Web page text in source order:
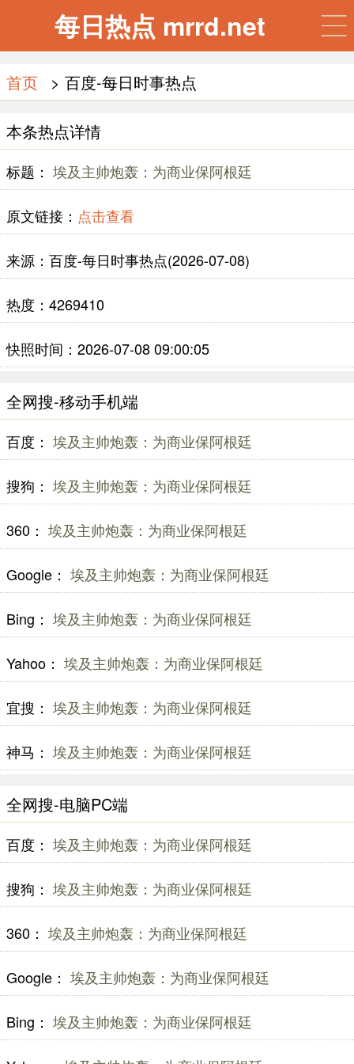
每日热点 mrrd.net
首页 > 百度-每日时事热点
本条热点详情
标题： 埃及主帅炮轰：为商业保阿根廷
原文链接： 点击查看
来源：百度-每日时事热点(2026-07-08)
热度：4269410
快照时间：2026-07-08 09:00:05
全网搜-移动手机端
百度： 埃及主帅炮轰：为商业保阿根廷
搜狗： 埃及主帅炮轰：为商业保阿根廷
360： 埃及主帅炮轰：为商业保阿根廷
Google： 埃及主帅炮轰：为商业保阿根廷
Bing： 埃及主帅炮轰：为商业保阿根廷
Yahoo： 埃及主帅炮轰：为商业保阿根廷
宜搜： 埃及主帅炮轰：为商业保阿根廷
神马： 埃及主帅炮轰：为商业保阿根廷
全网搜-电脑PC端
百度： 埃及主帅炮轰：为商业保阿根廷
搜狗： 埃及主帅炮轰：为商业保阿根廷
360： 埃及主帅炮轰：为商业保阿根廷
Google： 埃及主帅炮轰：为商业保阿根廷
Bing： 埃及主帅炮轰：为商业保阿根廷